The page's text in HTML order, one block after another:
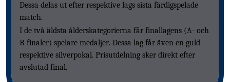
Dessa delas ut efter respektive lags sista färdigspelade
match.
I de två äldsta ålderskategorierna får finallagens (A- och
B-finaler) spelare medaljer. Dessa lag får även en guld
respektive silverpokal. Prisutdelning sker direkt efter
avslutad final.